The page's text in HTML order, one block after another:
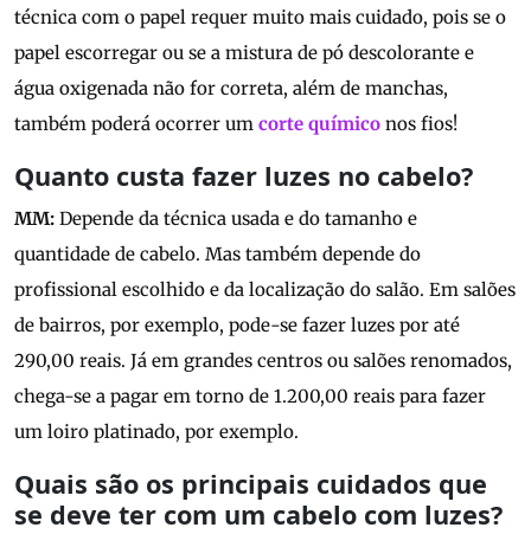
técnica com o papel requer muito mais cuidado, pois se o
papel escorregar ou se a mistura de pó descolorante e
água oxigenada não for correta, além de manchas,
também poderá ocorrer um corte químico nos fios!
Quanto custa fazer luzes no cabelo?
MM: Depende da técnica usada e do tamanho e
quantidade de cabelo. Mas também depende do
profissional escolhido e da localização do salão. Em salões
de bairros, por exemplo, pode-se fazer luzes por até
290,00 reais. Já em grandes centros ou salões renomados,
chega-se a pagar em torno de 1.200,00 reais para fazer
um loiro platinado, por exemplo.
Quais são os principais cuidados que
se deve ter com um cabelo com luzes?